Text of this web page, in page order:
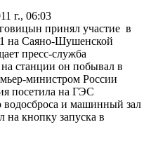
г., 06:03
принял участие в
на Саяно-Шушенской
пресс-служба
станции он побывал в
министром России
посетила на ГЭС
водосброса и машинный зал
на кнопку запуска в